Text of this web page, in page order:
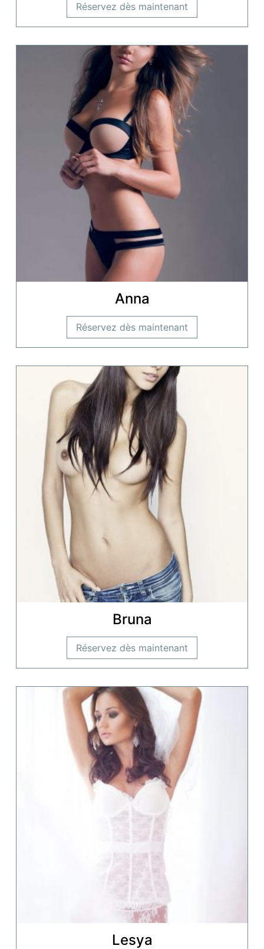
Réservez dès maintenant
Anna
Réservez dès maintenant
Bruna
Réservez dès maintenant
Lesya